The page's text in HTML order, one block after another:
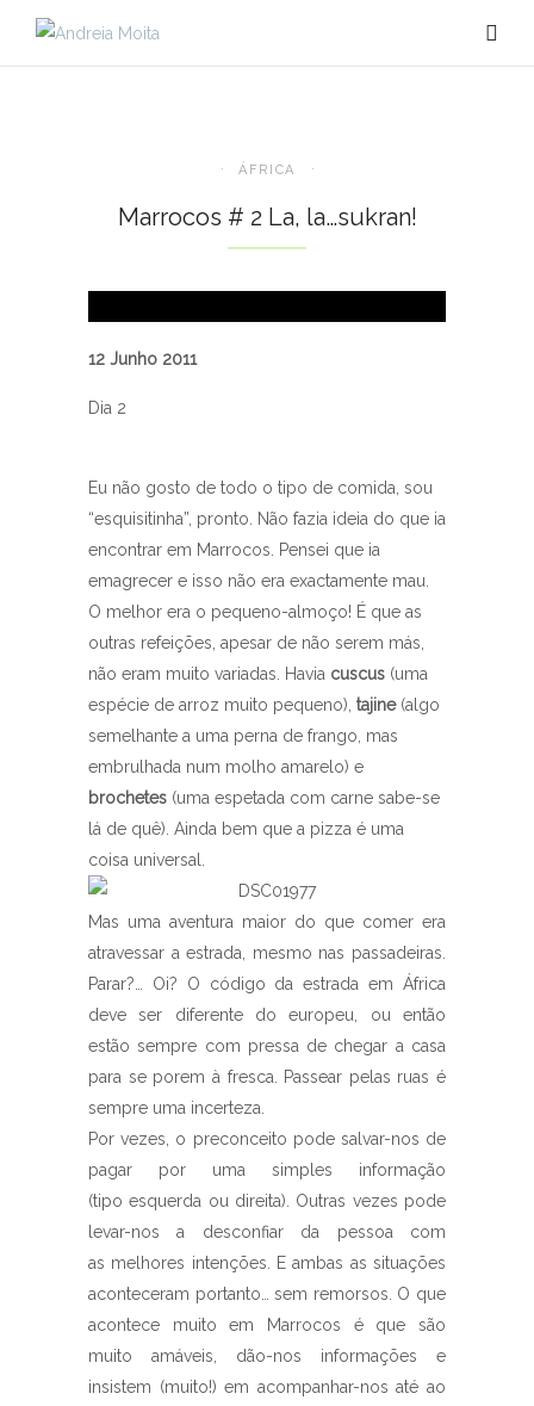
ÁFRICA
Marrocos # 2 La, la…sukran!
12 Junho 2011
Dia 2
Eu não gosto de todo o tipo de comida, sou
“esquisitinha”, pronto. Não fazia ideia do que ia
encontrar em Marrocos. Pensei que ia
emagrecer e isso não era exactamente mau.
O melhor era o pequeno-almoço! É que as
outras refeições, apesar de não serem más,
não eram muito variadas. Havia cuscus (uma
espécie de arroz muito pequeno), tajine(algo
semelhante a uma perna de frango, mas
embrulhada num molho amarelo) e
brochetes (uma espetada com carne sabe-se
lá de quê). Ainda bem que a pizza é uma
coisa universal.
Mas uma aventura maior do que comer era
atravessar a estrada, mesmo nas passadeiras.
Parar?… Oi? O código da estrada em África
deve ser diferente do europeu, ou então
estão sempre com pressa de chegar a casa
para se porem à fresca.
Passear pelas ruas é
sempre uma incerteza.
Por vezes, o preconceito pode salvar-nos de
pagar por uma simples informação
(tipo esquerda ou direita). Outras vezes pode
levar-nos a desconfiar da pessoa com
as melhores intenções. E ambas as situações
aconteceram portanto… sem remorsos. O que
acontece muito em Marrocos é que são
muito amáveis, dão-nos informações e
insistem (muito!) em acompanhar-nos até ao